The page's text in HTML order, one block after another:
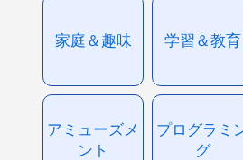
家庭＆趣味 学習＆教育
アミューズメ
ント
プログラミ
グ